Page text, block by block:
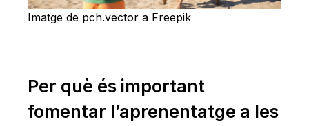
Imatge de pch.vector a Freepik
Per què és important
fomentar l’aprenentatge a les